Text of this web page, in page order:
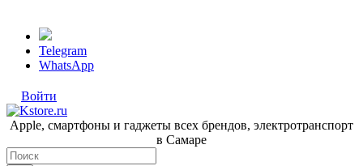
Telegram
WhatsApp
Войти
Apple, cмартфоны и гаджеты всех брендов, электротранспорт
в Самаре